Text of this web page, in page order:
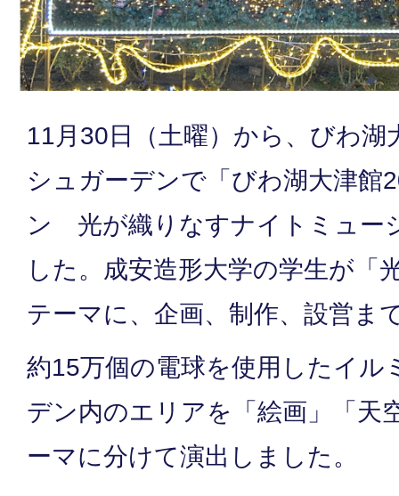
11月30日（土曜）から、びわ湖
シュガーデンで「びわ湖大津館
ン 光が織りなすナイトミュー
した。成安造形大学の学生が「
テーマに、企画、制作、設営ま
約15万個の電球を使用したイル
デン内のエリアを「絵画」「天
ーマに分けて演出しました。